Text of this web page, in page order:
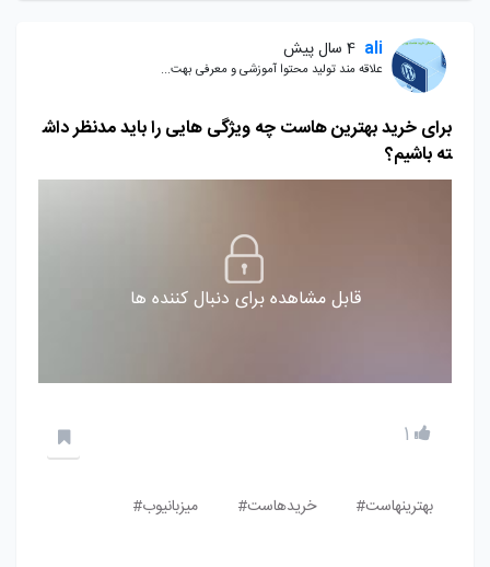
ali 4 سال پیش
علاقه مند تولید محتوا آموزشی و معرفی بهت...
برای خرید بهترین هاست چه ویژگی هایی را باید مدنظر داش
ته باشیم؟
قابل مشاهده برای دنبال کننده ها
1
بهترینهاست# خریدهاست# میزبانیوب#